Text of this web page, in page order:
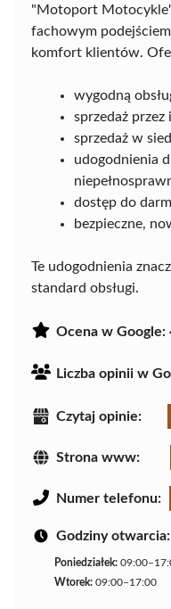
"Motoport
fachowym
komfort klientów.
wygodną
sprzedaż przez
sprzedaż w
udogodnienia
dostęp do
bezpieczne,
Te udogodnienia
standard obsługi.
Ocena w Google:
Liczba opinii w
Czytaj opinie:
Strona www:
Numer telefonu:
Godziny otwarcia:
Poniedziałek:
Wtorek: 09:00–17:00